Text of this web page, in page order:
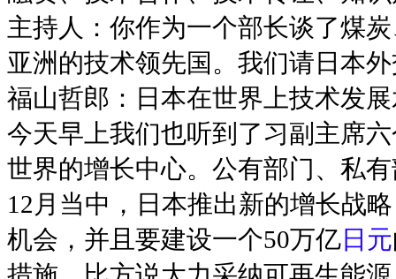
主持人：你作为一个部长谈了煤
亚洲的技术领先国。我们请日本
福山哲郎：日本在世界上技术发
今天早上我们也听到了习副主席
世界的增长中心。公有部门、私
12月当中，日本推出新的增长战
机会，并且要建设一个50万亿日元